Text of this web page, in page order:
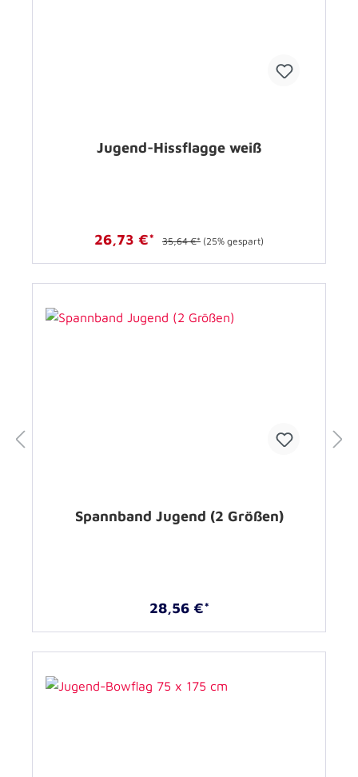
Jugend-Hissflagge weiß
26,73 €* 35,64 €* (25% gespart)
Spannband Jugend (2 Größen)
28,56 €*